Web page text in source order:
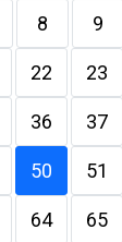
8 9
22 23
36 37
50 51
64 65